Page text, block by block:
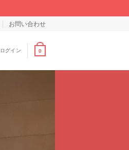
お問い合わせ
ログイン 0